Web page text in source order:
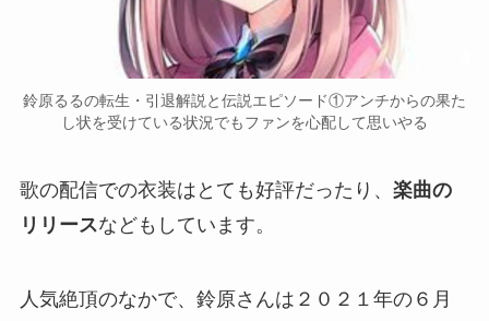
鈴原るるの転生・引退解説と伝説エピソード①アンチからの果た
し状を受けている状況でもファンを心配して思いやる
歌の配信での衣装はとても好評だったり、 楽曲の
リリースなどもしています。
人気絶頂のなかで、鈴原さんは２０２１年の６月